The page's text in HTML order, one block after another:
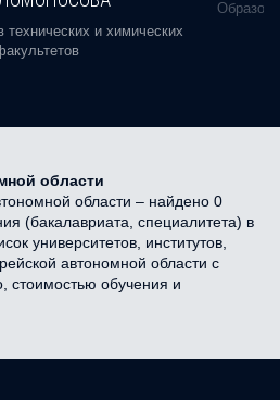
технических и химических
области
области – найдено 0
(бакалавриата, специалитета) в
университетов, институтов,
автономной области с
стоимостью обучения и